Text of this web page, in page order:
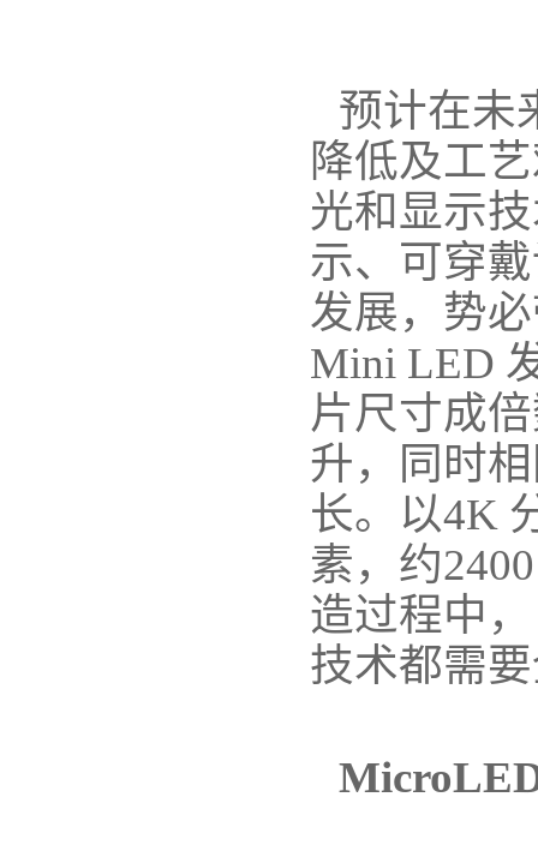
预计在未
降低及工
光和显示
示、可穿
发展，势
Mini LED
片尺寸成
升，同时
长。以4K
素，约
造过程中
技术都需